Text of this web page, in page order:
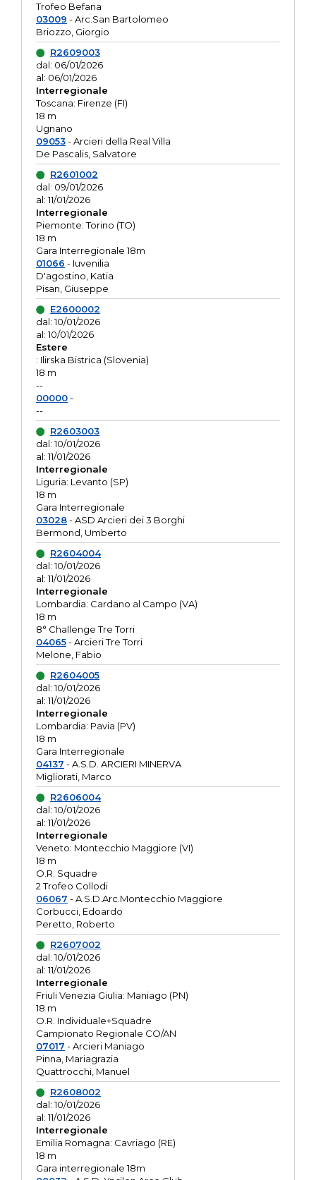
Trofeo Befana
03009 - Arc.San Bartolomeo
Briozzo, Giorgio
R2609003
dal: 06/01/2026
al: 06/01/2026
Interregionale
Toscana: Firenze (FI)
18 m
Ugnano
09053- Arcieri della Real Villa
De Pascalis, Salvatore
R2601002
dal: 09/01/2026
al: 11/01/2026
Interregionale
Piemonte: Torino (TO)
18 m
Gara Interregionale 18m
01066 - Iuvenilia
D'agostino, Katia
Pisan, Giuseppe
E2600002
dal: 10/01/2026
al: 10/01/2026
Estere
: Ilirska Bistrica (Slovenia)
18 m
--
00000-
--
R2603003
dal: 10/01/2026
al: 11/01/2026
Interregionale
Liguria: Levanto (SP)
18 m
Gara Interregionale
03028- ASD Arcieri dei 3 Borghi
Bermond, Umberto
R2604004
dal: 10/01/2026
al: 11/01/2026
Interregionale
Lombardia: Cardano al Campo (VA)
18 m
8° Challenge Tre Torri
04065- Arcieri Tre Torri
Melone, Fabio
R2604005
dal: 10/01/2026
al: 11/01/2026
Interregionale
Lombardia: Pavia (PV)
18 m
Gara Interregionale
04137 - A.S.D. ARCIERI MINERVA
Migliorati, Marco
R2606004
dal: 10/01/2026
al: 11/01/2026
Interregionale
Veneto: Montecchio Maggiore (VI)
18 m
O.R. Squadre
2 Trofeo Collodi
06067 - A.S.D.Arc.Montecchio Maggiore
Corbucci, Edoardo
Peretto, Roberto
R2607002
dal: 10/01/2026
al: 11/01/2026
Interregionale
Friuli Venezia Giulia: Maniago (PN)
18 m
O.R. Individuale+Squadre
Campionato Regionale CO/AN
07017 - Arcieri Maniago
Pinna, Mariagrazia
Quattrocchi, Manuel
R2608002
dal: 10/01/2026
al: 11/01/2026
Interregionale
Emilia Romagna: Cavriago (RE)
18 m
Gara interregionale 18m